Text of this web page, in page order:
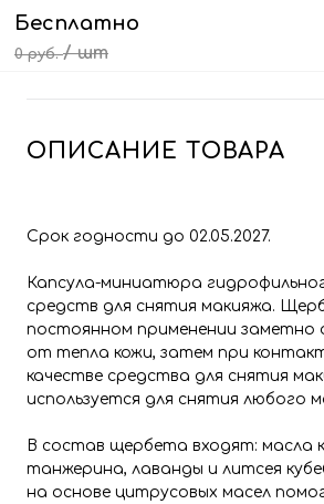
Бесплатно
0 руб./ шт
ОПИСАНИЕ ТОВАРА
Срок годности до 02.05.2027.
Капсула-миниатюра
средств для снятия макияжа.
постоянном применении
от тепла кожи, затем при
качестве средства для снятия
используется для снятия любого
В состав щербета входят: масла
танжерина, лаванды и литсея
на основе цитрусовых масел